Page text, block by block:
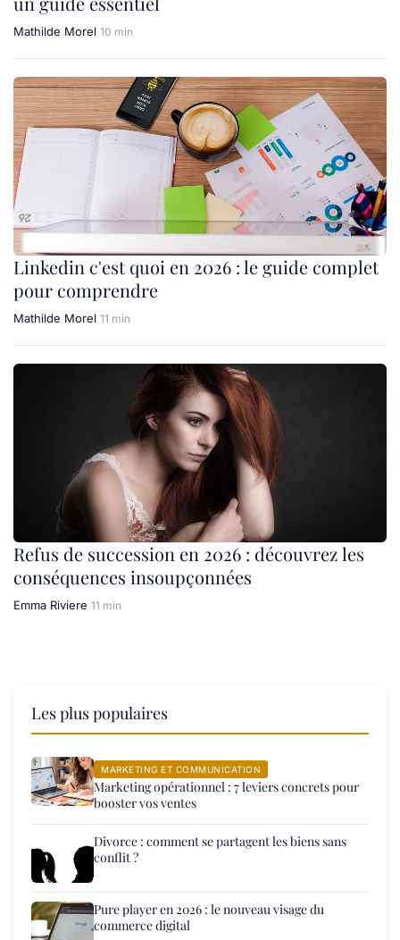
Mathilde Morel 10 min
Linkedin c'est quoi en 2026 : le guide complet
pour comprendre
Mathilde Morel 11 min
Refus de succession en 2026 : découvrez les
conséquences insoupçonnées
Emma Riviere 11 min
Les plus populaires
MARKETING ET COMMUNICATION
Marketing opérationnel : 7 leviers concrets pour
booster vos ventes
Divorce : comment se partagent les biens sans
conflit ?
Pure player en 2026 : le nouveau visage du
commerce digital